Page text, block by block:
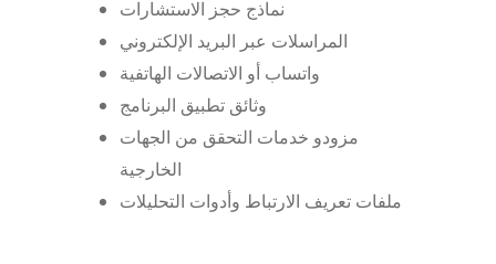
نماذج حجز الاستشارات
المراسلات عبر البريد الإلكتروني
واتساب أو الاتصالات الهاتفية
وثائق تطبيق البرنامج
مزودو خدمات التحقق من الجهات
الخارجية
ملفات تعريف الارتباط وأدوات التحليلات